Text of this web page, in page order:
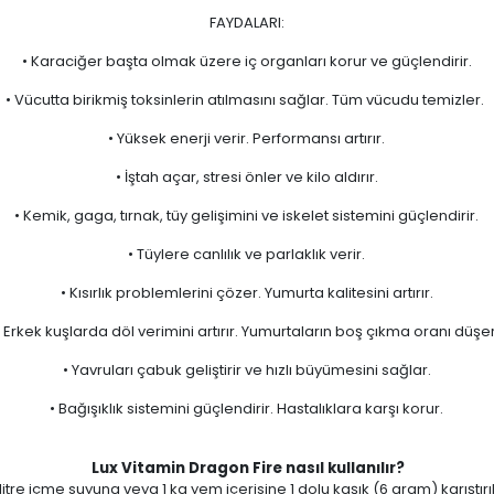
FAYDALARI:
• Karaciğer başta olmak üzere iç organları korur ve güçlendirir.
• Vücutta birikmiş toksinlerin atılmasını sağlar. Tüm vücudu temizler.
• Yüksek enerji verir. Performansı artırır.
• İştah açar, stresi önler ve kilo aldırır.
• Kemik, gaga, tırnak, tüy gelişimini ve iskelet sistemini güçlendirir.
• Tüylere canlılık ve parlaklık verir.
• Kısırlık problemlerini çözer. Yumurta kalitesini artırır.
Erkek kuşlarda döl verimini artırır. Yumurtaların boş çıkma oranı
• Yavruları çabuk geliştirir ve hızlı büyümesini sağlar.
• Bağışıklık sistemini güçlendirir. Hastalıklara karşı korur.
Lux Vitamin Dragon Fire nasıl kullanılır?
içme suyuna veya 1 kg yem içerisine 1 dolu kaşık (6 gram)